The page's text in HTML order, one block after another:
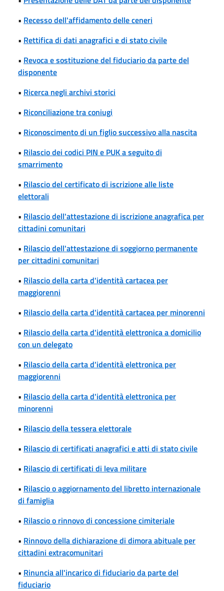
• Recesso dell'affidamento delle ceneri
• Rettifica di dati anagrafici e di stato civile
• Revoca e sostituzione del fiduciario da parte del
disponente
• Ricerca negli archivi storici
• Riconciliazione tra coniugi
• Riconoscimento di un figlio successivo alla nascita
• Rilascio dei codici PIN e PUK a seguito di
smarrimento
• Rilascio del certificato di iscrizione alle liste
elettorali
• Rilascio dell'attestazione di iscrizione anagrafica per
cittadini comunitari
• Rilascio dell'attestazione di soggiorno permanente
per cittadini comunitari
• Rilascio della carta d'identità cartacea per
maggiorenni
• Rilascio della carta d'identità cartacea per minorenni
• Rilascio della carta d'identità elettronica a domicilio
con un delegato
• Rilascio della carta d'identità elettronica per
maggiorenni
• Rilascio della carta d'identità elettronica per
minorenni
• Rilascio della tessera elettorale
• Rilascio di certificati anagrafici e atti di stato civile
• Rilascio di certificati di leva militare
• Rilascio o aggiornamento del libretto internazionale
di famiglia
• Rilascio o rinnovo di concessione cimiteriale
• Rinnovo della dichiarazione di dimora abituale per
cittadini extracomunitari
• Rinuncia all'incarico di fiduciario da parte del
fiduciario